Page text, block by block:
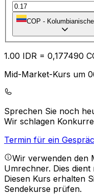
COP -
1.00 IDR = 0,177490
Mid-Market-Kurs um
Sprechen Sie noch
Wir schlagen
Termin für ein
Wir verwenden den
Umrechner. Dies
Diesen Kurs erhalten
Sendekurse prüfen.